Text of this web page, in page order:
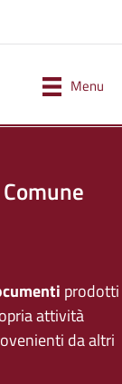
Menu
Comune
prodotti
attività
da altri